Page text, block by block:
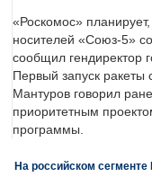
«Роскомос»
носителей «Союз-5»
сообщил гендиректор
Первый запуск ракеты
Мантуров говорил
приоритетным
программы.
На российском